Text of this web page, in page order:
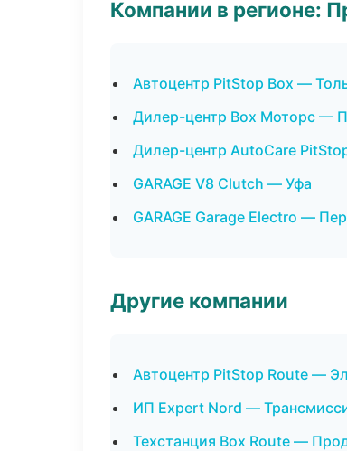
Компании в регионе:
Автоцентр PitStop Box —
Дилер-центр Box Моторс —
Дилер-центр AutoCare
GARAGE V8 Clutch — Уфа
GARAGE Garage Electro —
Другие компании
Автоцентр PitStop Route —
ИП Expert Nord —
Техстанция Box Route —